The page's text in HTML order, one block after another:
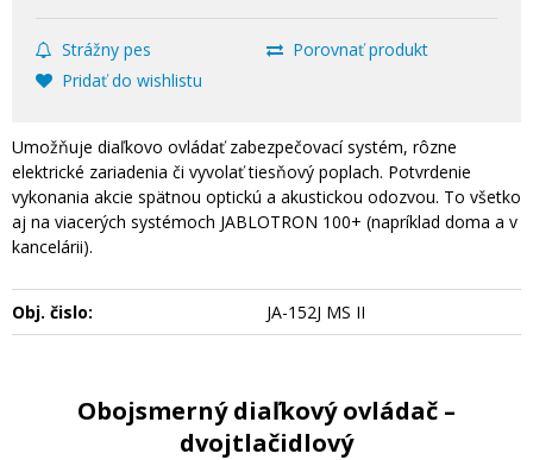
Strážny pes
Porovnať produkt
Pridať do wishlistu
Umožňuje diaľkovo ovládať zabezpečovací systém, rôzne
elektrické zariadenia či vyvolať tiesňový poplach. Potvrdenie
vykonania akcie spätnou optickú a akustickou odozvou. To všetko
aj na viacerých systémoch JABLOTRON 100+ (napríklad doma a v
kancelárii).
Obj. čislo: JA-152J MS II
Obojsmerný diaľkový ovládač –
dvojtlačidlový